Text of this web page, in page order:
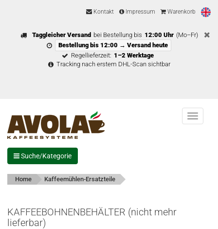
Kontakt Impressum Warenkorb
Taggleicher Versand bei Bestellung bis 12:00 Uhr (Mo–Fr)
Bestellung bis 12:00 → Versand heute
Regellieferzeit: 1–2 Werktage
Tracking nach erstem DHL-Scan sichtbar
Menu
Suche/Kategorie
Home Kaffeemühlen-Ersatzteile
KAFFEEBOHNENBEHÄLTER (nicht mehr
lieferbar)